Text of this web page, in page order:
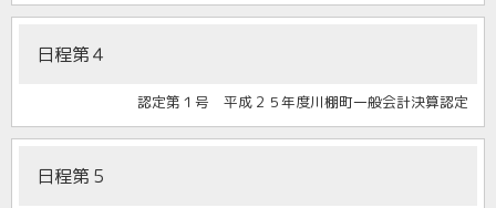
日程第４
認定第１号 平成２５年度川棚町一般会計決算認定
日程第５